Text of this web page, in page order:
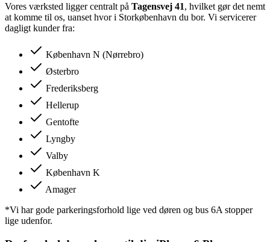
Vores værksted ligger centralt på Tagensvej 41, hvilket gør det nemt
at komme til os, uanset hvor i Storkøbenhavn du bor. Vi servicerer
dagligt kunder fra:
København N (Nørrebro)
Østerbro
Frederiksberg
Hellerup
Gentofte
Lyngby
Valby
København K
Amager
*Vi har gode parkeringsforhold lige ved døren og bus 6A stopper
lige udenfor.